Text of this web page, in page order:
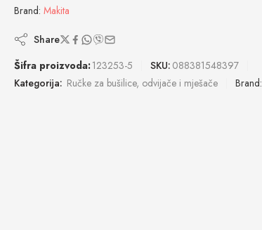
Brand: Makita
Share
Šifra proizvoda:123253-5 SKU: 088381548397
Kategorija: Ručke za bušilice, odvijače i mješače Brand: